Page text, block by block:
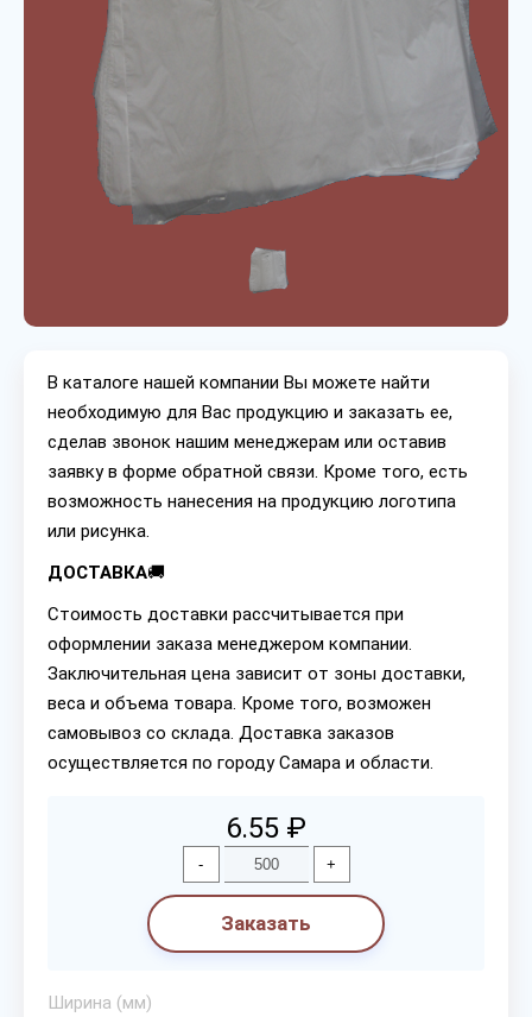
В каталоге нашей компании Вы можете найти
необходимую для Вас продукцию и заказать ее,
сделав звонок нашим менеджерам или оставив
заявку в форме обратной связи. Кроме того, есть
возможность нанесения на продукцию логотипа
или рисунка.
ДОСТАВКА🚚
Стоимость доставки рассчитывается при
оформлении заказа менеджером компании.
Заключительная цена зависит от зоны доставки,
веса и объема товара. Кроме того, возможен
самовывоз со склада. Доставка заказов
осуществляется по городу Самара и области.
6.55 ₽
- +
Заказать
Ширина (мм)